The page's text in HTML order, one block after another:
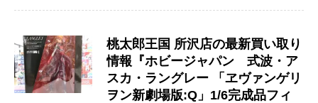
桃太郎王国 所沢店の最新買い取り
情報『ホビージャパン 式波・ア
スカ・ラングレー 「ヱヴァンゲリ
ヲン新劇場版:Q」1/6完成品フィ